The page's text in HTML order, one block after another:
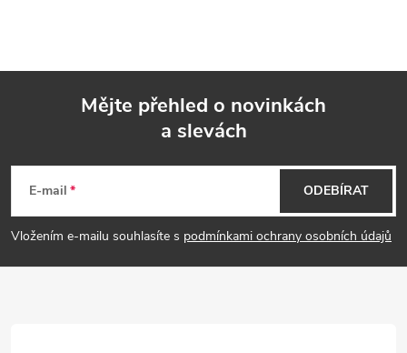
p
Mějte přehled o novinkách
a slevách
E-mail
Vložením e-mailu souhlasíte s podmínkami ochrany osobních údajů
ODEBÍRAT